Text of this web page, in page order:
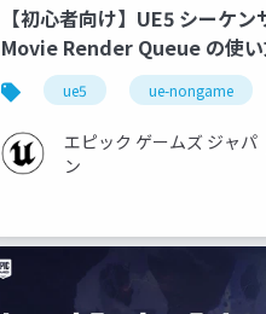
【初心者向け】UE5 シーケン
Movie Render Queue の使
【Cinematic Dive 2023】
ue5 ue-nongame
エピック ゲームズ ジャパ
ン